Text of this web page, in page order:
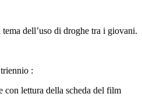
dell’uso di droghe tra i giovani.
:
con lettura della scheda del film